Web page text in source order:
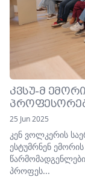
ᲙᲕᲡᲣ-Მ
25 Jun 2025
კენ ვოლკერის
ესტუმრნენ
პროფეს...